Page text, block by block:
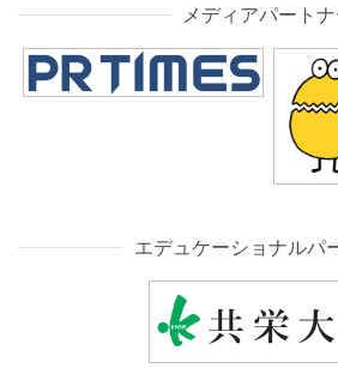
メディアパート
エデュケーショナルパ